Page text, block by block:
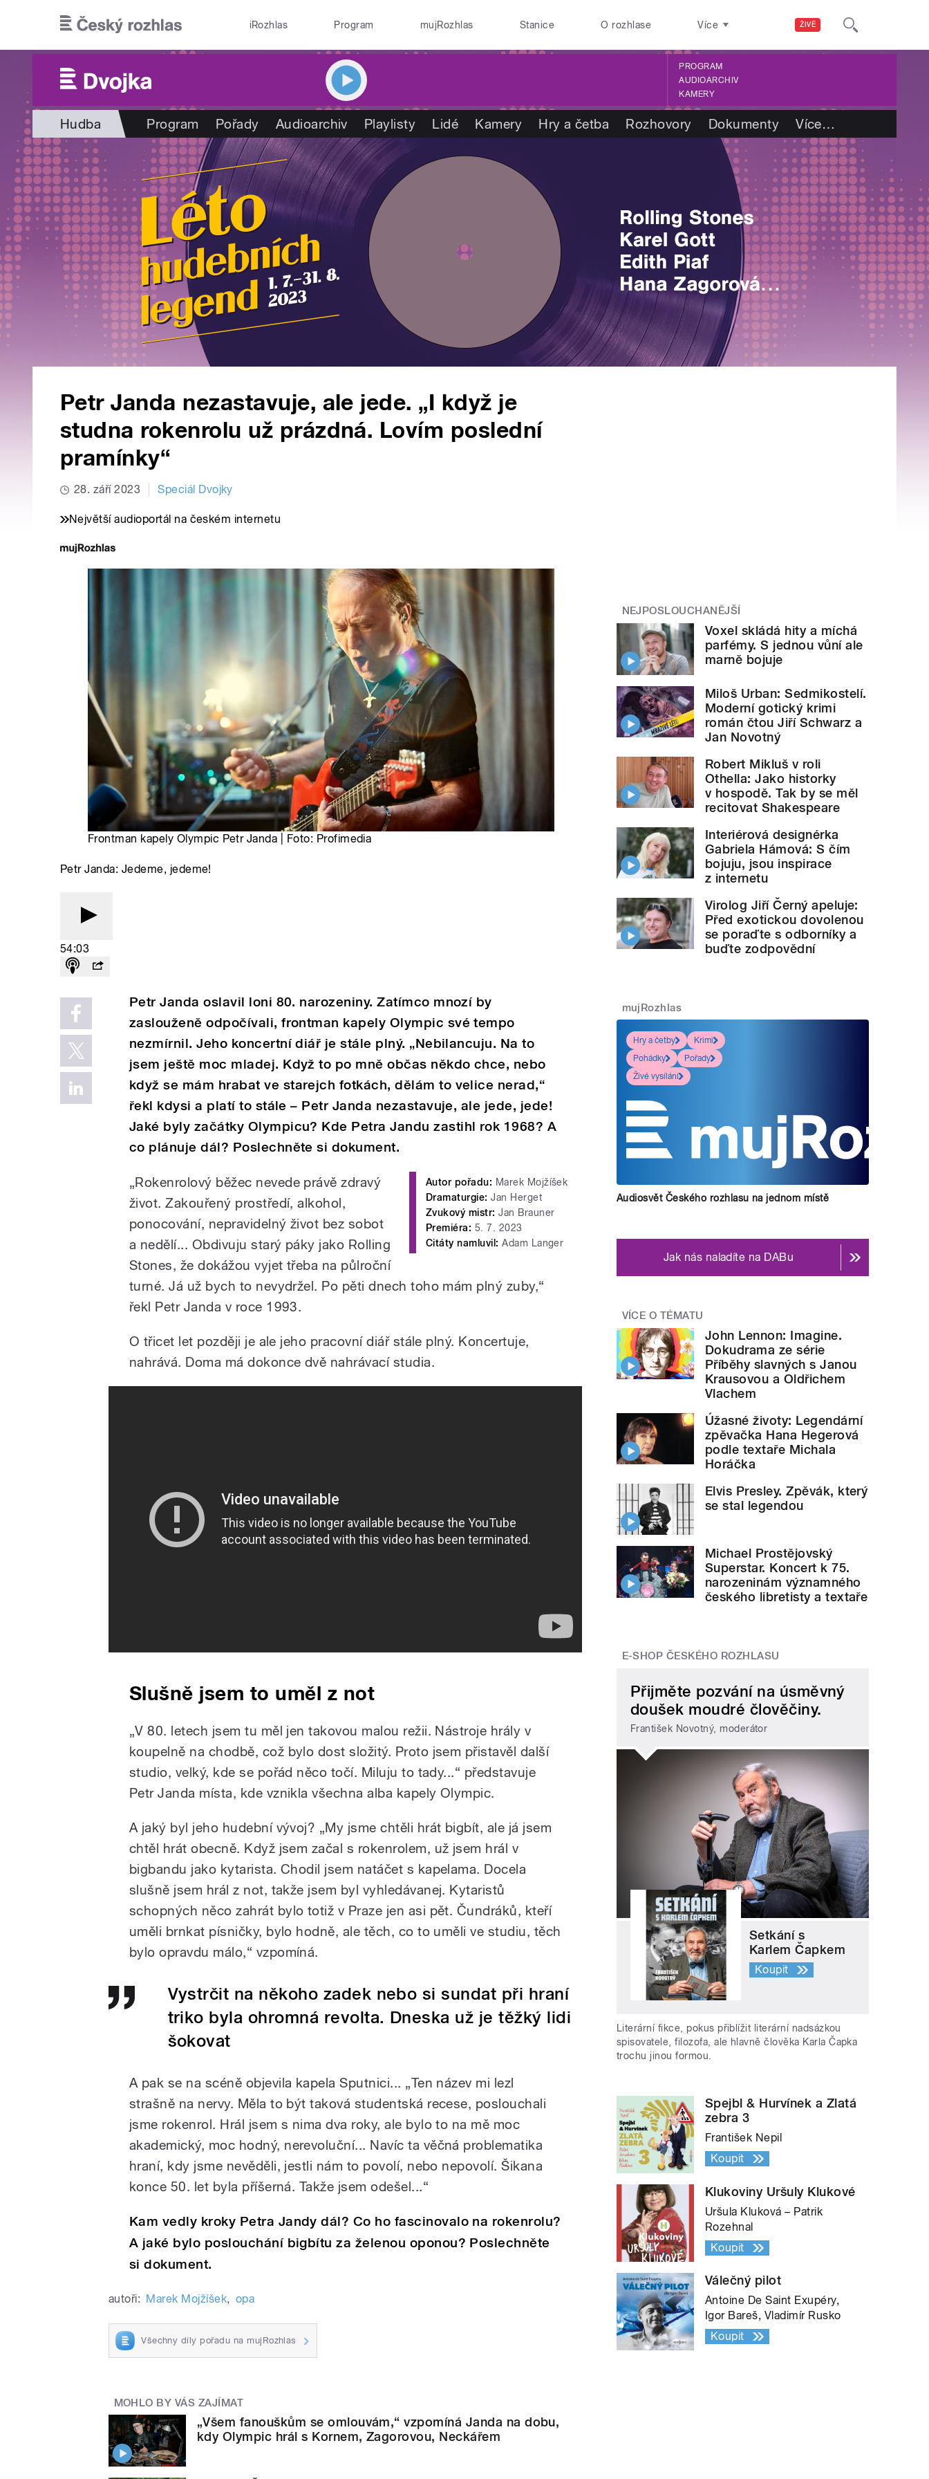
ŽIVĚ
iRozhlas Program mujRozhlas Stanice O rozhlase Více
PROGRAM
AUDIOARCHIV
KAMERY
Hudba Program Pořady Audioarchiv Playlisty Lidé Kamery Hry a četba Rozhovory Dokumenty Více…
Petr Janda nezastavuje, ale jede. „I když je
studna rokenrolu už prázdná. Lovím poslední
pramínky“
28. září 2023 Speciál Dvojky
Největší audioportál na českém internetu
Frontman kapely Olympic Petr Janda | Foto: Profimedia
Petr Janda: Jedeme, jedeme!
54:03
Petr Janda oslavil loni 80. narozeniny. Zatímco mnozí by
zaslouženě odpočívali, frontman kapely Olympic své tempo
nezmírnil. Jeho koncertní diář je stále plný. „Nebilancuju. Na to
jsem ještě moc mladej. Když to po mně občas někdo chce, nebo
když se mám hrabat ve starejch fotkách, dělám to velice nerad,“
řekl kdysi a platí to stále – Petr Janda nezastavuje, ale jede, jede!
Jaké byly začátky Olympicu? Kde Petra Jandu zastihl rok 1968? A
co plánuje dál? Poslechněte si dokument.
Autor pořadu: Marek Mojžíšek
Dramaturgie: Jan Herget
Zvukový mistr: Jan Brauner
Premiéra: 5. 7. 2023
Citáty namluvil: Adam Langer
„Rokenrolový běžec nevede právě zdravý
život. Zakouřený prostředí, alkohol,
ponocování, nepravidelný život bez sobot
a nedělí... Obdivuju starý páky jako Rolling
Stones, že dokážou vyjet třeba na půlroční
turné. Já už bych to nevydržel. Po pěti dnech toho mám plný zuby,“
řekl Petr Janda v roce 1993.
O třicet let později je ale jeho pracovní diář stále plný. Koncertuje,
nahrává. Doma má dokonce dvě nahrávací studia.
Slušně jsem to uměl z not
„V 80. letech jsem tu měl jen takovou malou režii. Nástroje hrály v
koupelně na chodbě, což bylo dost složitý. Proto jsem přistavěl další
studio, velký, kde se pořád něco točí. Miluju to tady...“ představuje
Petr Janda místa, kde vznikla všechna alba kapely Olympic.
A jaký byl jeho hudební vývoj? „My jsme chtěli hrát bigbít, ale já jsem
chtěl hrát obecně. Když jsem začal s rokenrolem, už jsem hrál v
bigbandu jako kytarista. Chodil jsem natáčet s kapelama. Docela
slušně jsem hrál z not, takže jsem byl vyhledávanej. Kytaristů
schopných něco zahrát bylo totiž v Praze jen asi pět. Čundráků, kteří
uměli brnkat písničky, bylo hodně, ale těch, co to uměli ve studiu, těch
bylo opravdu málo,“ vzpomíná.
Vystrčit na někoho zadek nebo si sundat při hraní
triko byla ohromná revolta. Dneska už je těžký lidi
šokovat
A pak se na scéně objevila kapela Sputnici... „Ten název mi lezl
strašně na nervy. Měla to být taková studentská recese, poslouchali
jsme rokenrol. Hrál jsem s nima dva roky, ale bylo to na mě moc
akademický, moc hodný, nerevoluční... Navíc ta věčná problematika
hraní, kdy jsme nevěděli, jestli nám to povolí, nebo nepovolí. Šikana
konce 50. let byla příšerná. Takže jsem odešel...“
Kam vedly kroky Petra Jandy dál? Co ho fascinovalo na rokenrolu?
A jaké bylo poslouchání bigbítu za želenou oponou? Poslechněte
si dokument.
autoři: Marek Mojžíšek, opa
Všechny díly pořadu na mujRozhlas
MOHLO BY VÁS ZAJÍMAT
„Všem fanouškům se omlouvám,“ vzpomíná Janda na dobu,
kdy Olympic hrál s Kornem, Zagorovou, Neckářem
NEJPOSLOUCHANĚJŠÍ
Voxel skládá hity a míchá
parfémy. S jednou vůní ale
marně bojuje
Miloš Urban: Sedmikostelí.
Moderní gotický krimi
román čtou Jiří Schwarz a
Jan Novotný
Robert Mikluš v roli
Othella: Jako historky
v hospodě. Tak by se měl
recitovat Shakespeare
Interiérová designérka
Gabriela Hámová: S čím
bojuju, jsou inspirace
z internetu
Virolog Jiří Černý apeluje:
Před exotickou dovolenou
se poraďte s odborníky a
buďte zodpovědní
mujRozhlas
Hry a četby
Krimi
Pohádky
Pořady
Živé vysílání
Audiosvět Českého rozhlasu na jednom místě
Jak nás naladíte na DABu
VÍCE O TÉMATU
John Lennon: Imagine.
Dokudrama ze série
Příběhy slavných s Janou
Krausovou a Oldřichem
Vlachem
Úžasné životy: Legendární
zpěvačka Hana Hegerová
podle textaře Michala
Horáčka
Elvis Presley. Zpěvák, který
se stal legendou
Michael Prostějovský
Superstar. Koncert k 75.
narozeninám významného
českého libretisty a textaře
E-SHOP ČESKÉHO ROZHLASU
Přijměte pozvání na úsměvný
doušek moudré člověčiny.
František Novotný, moderátor
Setkání s
Karlem Čapkem
Koupit
Literární fikce, pokus přiblížit literární nadsázkou
spisovatele, filozofa, ale hlavně člověka Karla Čapka
trochu jinou formou.
Spejbl & Hurvínek a Zlatá
zebra 3
František Nepil
Koupit
Klukoviny Uršuly Klukové
Uršula Kluková – Patrik
Rozehnal
Koupit
Válečný pilot
Antoine De Saint Exupéry,
Igor Bareš, Vladimír Rusko
Koupit